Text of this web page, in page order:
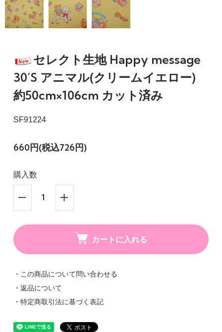
セレクト生地 Happy message
30’S アニマル(クリームイエロー)
約50cm×106cm カット済み
SF91224
660円(税込726円)
購入数
カートに入れる
・この商品について問い合わせる
・返品について
・特定商取引法に基づく表記